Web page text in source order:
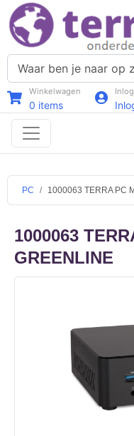
Winkelwagen
0 items
PC 1000063 TERRA PC
1000063
GREENLINE